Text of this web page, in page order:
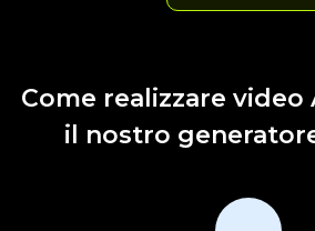
Come realizzare video
il nostro